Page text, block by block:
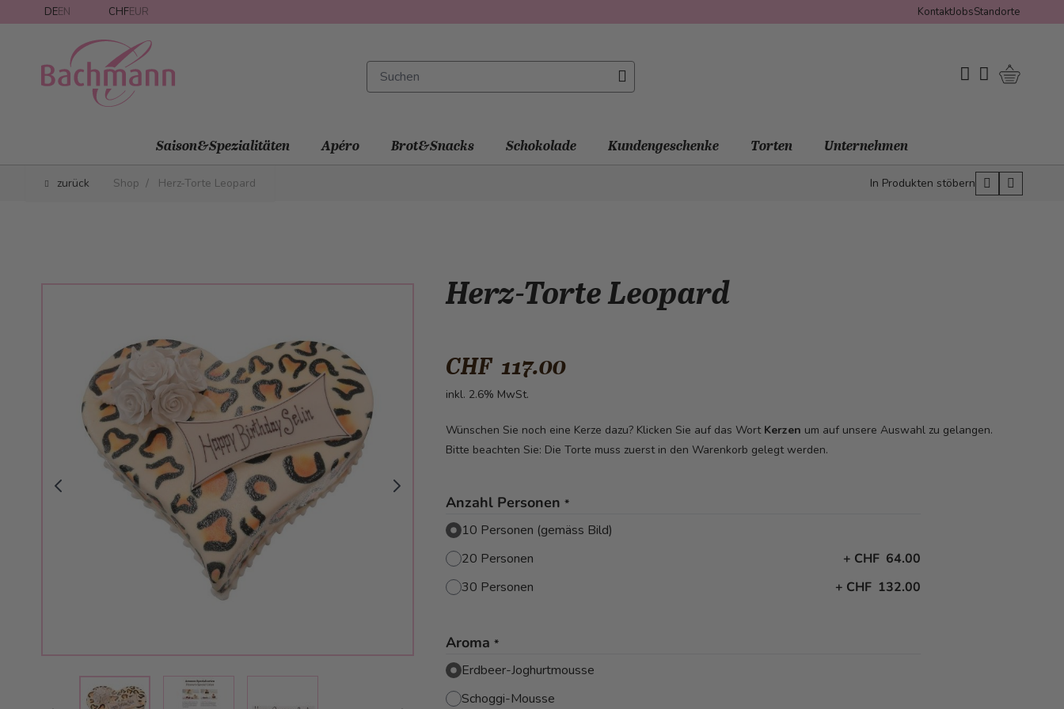
Direkt zum Inhalt
DEEN CHFEUR KontaktJobsStandorte
My Wishlist
Mein Konto
Saison&Spezialitäten Apéro Brot&Snacks Schokolade Kundengeschenke Torten Unternehmen
zurück Shop / Herz-Torte Leopard In Produkten stöbern
Herz-Torte Leopard
View larger imageView larger image
CHF 117.00
inkl. 2.6% MwSt.
Wünschen Sie noch eine Kerze dazu? Klicken Sie auf das Wort Kerzen um auf unsere Auswahl zu gelangen.
Bitte beachten Sie: Die Torte muss zuerst in den Warenkorb gelegt werden.
Anzahl Personen *
10 Personen (gemäss Bild)
20 Personen
+ CHF 64.00
30 Personen
+ CHF 132.00
Aroma *
Erdbeer-Joghurtmousse
Schoggi-Mousse